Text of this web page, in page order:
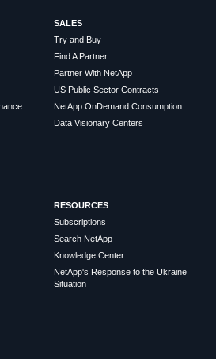
SALES
Try and Buy
Find A Partner
Partner With NetApp
US Public Sector Contracts
NetApp OnDemand Consumption
Data Visionary Centers
RESOURCES
Subscriptions
Search NetApp
Knowledge Center
NetApp's Response to the Ukraine
Situation